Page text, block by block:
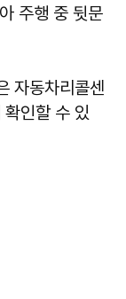
주행 중 뒷문
자동차리콜센
인할 수 있